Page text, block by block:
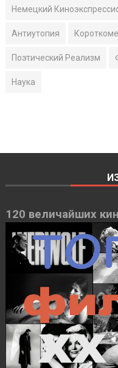
Немецкий
Антиутопия
Поэтический Реализм
Наука
120 величайших